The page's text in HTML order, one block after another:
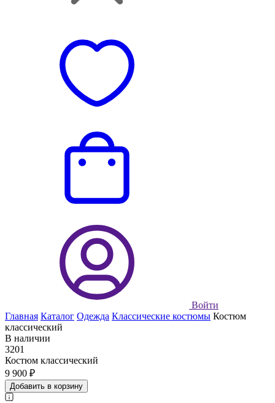
Войти
Главная Каталог Одежда Классические костюмы Костюм
классический
В наличии
3201
Костюм классический
9 900 ₽
Добавить в корзину